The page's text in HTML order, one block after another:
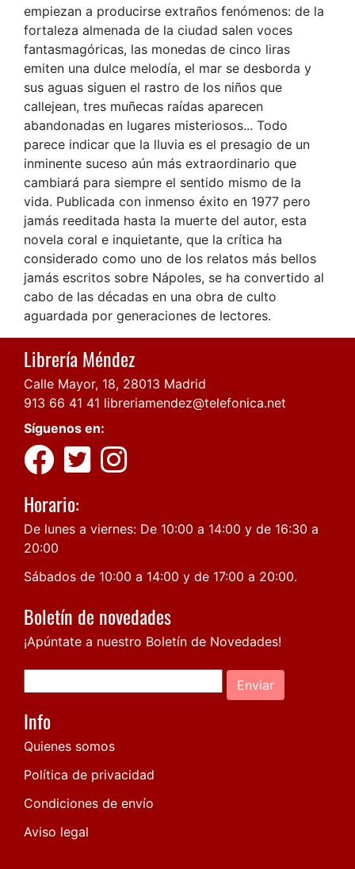
empiezan a producirse extraños fenómenos: de la
fortaleza almenada de la ciudad salen voces
fantasmagóricas, las monedas de cinco liras
emiten una dulce melodía, el mar se desborda y
sus aguas siguen el rastro de los niños que
callejean, tres muñecas raídas aparecen
abandonadas en lugares misteriosos... Todo
parece indicar que la lluvia es el presagio de un
inminente suceso aún más extraordinario que
cambiará para siempre el sentido mismo de la
vida. Publicada con inmenso éxito en 1977 pero
jamás reeditada hasta la muerte del autor, esta
novela coral e inquietante, que la crítica ha
considerado como uno de los relatos más bellos
jamás escritos sobre Nápoles, se ha convertido al
cabo de las décadas en una obra de culto
aguardada por generaciones de lectores.
Librería Méndez
Calle Mayor, 18, 28013 Madrid
913 66 41 41 libreriamendez@telefonica.net
Síguenos en:
Horario:
De lunes a viernes: De 10:00 a 14:00 y de 16:30 a
20:00
Sábados de 10:00 a 14:00 y de 17:00 a 20:00.
Boletín de novedades
¡Apúntate a nuestro Boletín de Novedades!
Enviar
Info
Quienes somos
Política de privacidad
Condiciones de envío
Aviso legal